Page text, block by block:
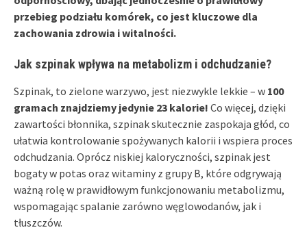
przebieg podziału komórek, co jest kluczowe dla
zachowania zdrowia i witalności.
Jak szpinak wpływa na metabolizm i odchudzanie?
Szpinak, to zielone warzywo, jest niezwykle lekkie – w 100
gramach znajdziemy jedynie 23 kalorie! Co więcej, dzięki
zawartości błonnika, szpinak skutecznie zaspokaja głód, co
ułatwia kontrolowanie spożywanych kalorii i wspiera proces
odchudzania. Oprócz niskiej kaloryczności, szpinak jest
bogaty w potas oraz witaminy z grupy B, które odgrywają
ważną rolę w prawidłowym funkcjonowaniu metabolizmu,
wspomagając spalanie zarówno węglowodanów, jak i
tłuszczów.